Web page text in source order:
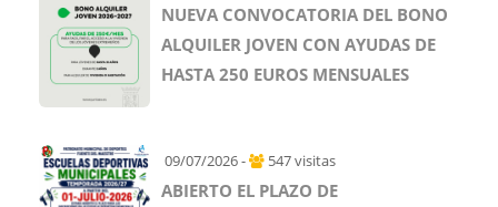
NUEVA CONVOCATORIA DEL BONO
ALQUILER JOVEN CON AYUDAS DE
HASTA 250 EUROS MENSUALES
09/07/2026 - 547 visitas
ABIERTO EL PLAZO DE